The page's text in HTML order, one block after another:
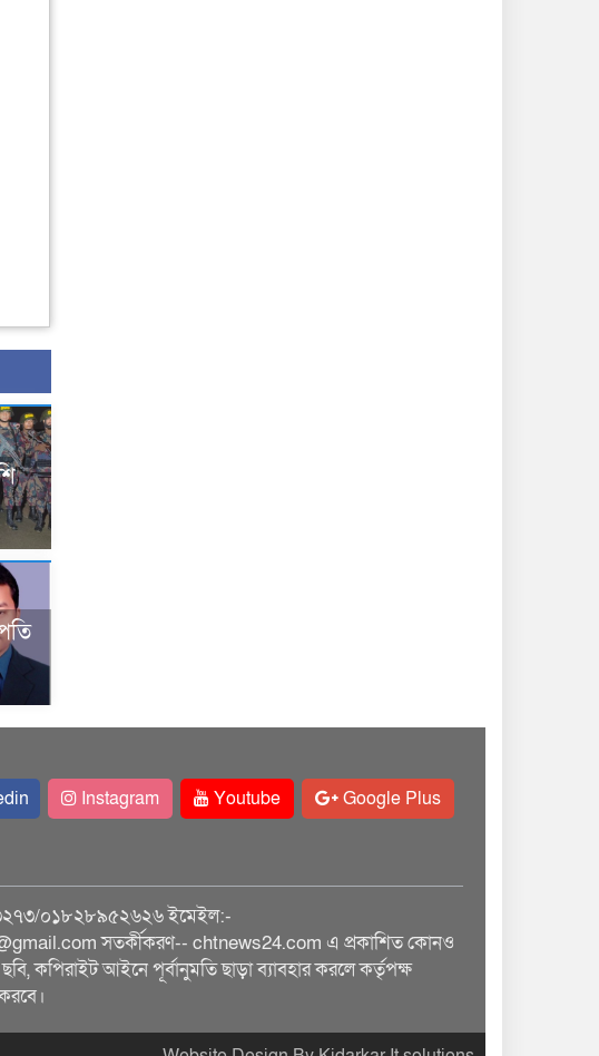
Instagram Youtube Google Plus
০১৮২৮৯৫২৬২৬ ইমেইল:-
সতর্কীকরণ-- chtnews24.com এ প্রকাশিত কোনও
কপিরাইট আইনে পূর্বানুমতি ছাড়া ব্যাবহার করলে কর্তৃপক্ষ